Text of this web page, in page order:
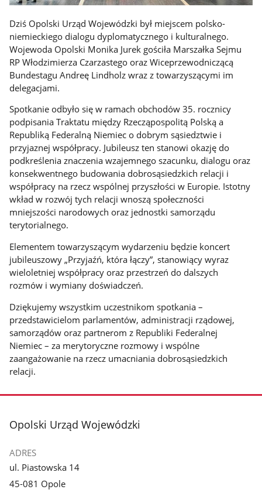
Dziś Opolski Urząd Wojewódzki był miejscem polsko-
niemieckiego dialogu dyplomatycznego i kulturalnego.
Wojewoda Opolski Monika Jurek gościła Marszałka Sejmu
RP Włodzimierza Czarzastego oraz Wiceprzewodniczącą
Bundestagu Andreę Lindholz wraz z towarzyszącymi im
delegacjami.
Spotkanie odbyło się w ramach obchodów 35. rocznicy
podpisania Traktatu między Rzecząpospolitą Polską a
Republiką Federalną Niemiec o dobrym sąsiedztwie i
przyjaznej współpracy. Jubileusz ten stanowi okazję do
podkreślenia znaczenia wzajemnego szacunku, dialogu oraz
konsekwentnego budowania dobrosąsiedzkich relacji i
współpracy na rzecz wspólnej przyszłości w Europie. Istotny
wkład w rozwój tych relacji wnoszą społeczności
mniejszości narodowych oraz jednostki samorządu
terytorialnego.
Elementem towarzyszącym wydarzeniu będzie koncert
jubileuszowy „Przyjaźń, która łączy”, stanowiący wyraz
wieloletniej współpracy oraz przestrzeń do dalszych
rozmów i wymiany doświadczeń.
Dziękujemy wszystkim uczestnikom spotkania –
przedstawicielom parlamentów, administracji rządowej,
samorządów oraz partnerom z Republiki Federalnej
Niemiec – za merytoryczne rozmowy i wspólne
zaangażowanie na rzecz umacniania dobrosąsiedzkich
relacji.
stopka
Opolski Urząd Wojewódzki
ADRES
ul. Piastowska 14
45-081 Opole